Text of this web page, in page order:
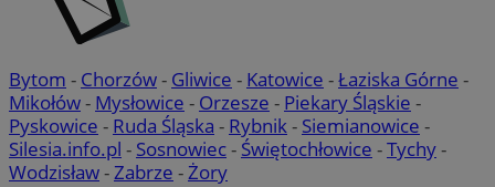
Bytom - Chorzów- Gliwice - Katowice -Łaziska Górne -
Mikołów- Mysłowice - Orzesze - Piekary Śląskie -
Pyskowice - Ruda Śląska - Rybnik- Siemianowice -
Silesia.info.pl - Sosnowiec- Świętochłowice -Tychy-
Wodzisław-Zabrze -Żory